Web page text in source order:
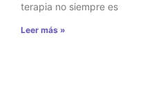
terapia no siempre es
Leer más »